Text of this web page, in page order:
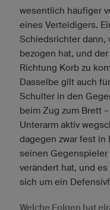
wesentlich häufiger
eines Verteidigers.
Schiedsrichter dann,
bezogen hat, und
Richtung Korb zu
Dasselbe gilt auch
Schulter in den
beim Zug zum Brett
Unterarm aktiv
dagegen zwar fest
seinen
verändert hat, und
sich um ein
Welche Folgen hat